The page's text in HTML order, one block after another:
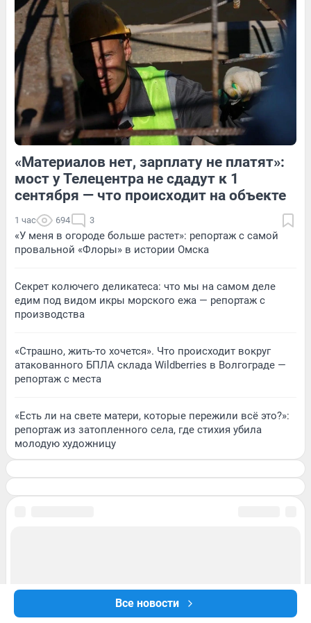
Все новости
1 Обсудить 3 Обсудить
Обсудить Обсудить
«Материалов нет, зарплату не платят»:
мост у Телецентра не сдадут к 1
сентября — что происходит на объекте
1 час 694 3
«У меня в огороде больше растет»: репортаж с самой
провальной «Флоры» в истории Омска
Секрет колючего деликатеса: что мы на самом деле
едим под видом икры морского ежа — репортаж с
производства
«Страшно, жить-то хочется». Что происходит вокруг
атакованного БПЛА склада Wildberries в Волгограде —
репортаж с места
«Есть ли на свете матери, которые пережили всё это?»:
репортаж из затопленного села, где стихия убила
молодую художницу